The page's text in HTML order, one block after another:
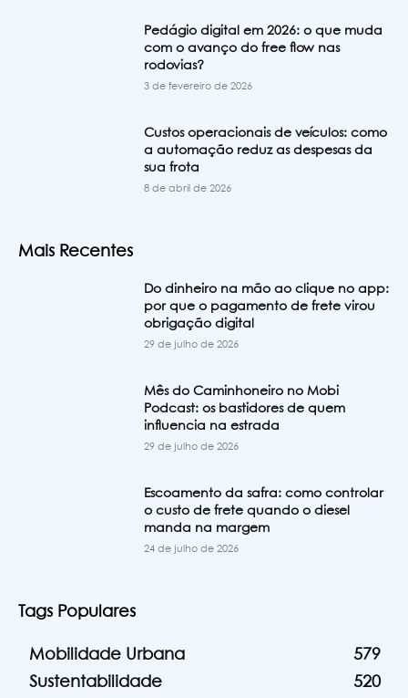
Pedágio digital em 2026: o que muda
com o avanço do free flow nas
rodovias?
3 de fevereiro de 2026
Custos operacionais de veículos: como
a automação reduz as despesas da
sua frota
8 de abril de 2026
Mais Recentes
Do dinheiro na mão ao clique no app:
por que o pagamento de frete virou
obrigação digital
29 de julho de 2026
Mês do Caminhoneiro no Mobi
Podcast: os bastidores de quem
influencia na estrada
29 de julho de 2026
Escoamento da safra: como controlar
o custo de frete quando o diesel
manda na margem
24 de julho de 2026
Tags Populares
Mobilidade Urbana
579
Sustentabilidade
520